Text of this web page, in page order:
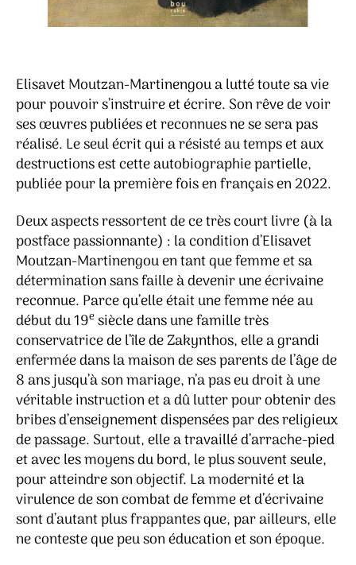
Elisavet Moutzan-Martinengou a lutté toute sa vie
pour pouvoir s’instruire et écrire. Son rêve de voir
ses œuvres publiées et reconnues ne se sera pas
réalisé. Le seul écrit qui a résisté au temps et aux
destructions est cette autobiographie partielle,
publiée pour la première fois en français en 2022.
Deux aspects ressortent de ce très court livre (à la
postface passionnante) : la condition d’Elisavet
Moutzan-Martinengou en tant que femme et sa
détermination sans faille à devenir une écrivaine
reconnue. Parce qu’elle était une femme née au
début du 19esiècle dans une famille très
conservatrice de l’île de Zakynthos, elle a grandi
enfermée dans la maison de ses parents de l’âge de
8 ans jusqu’à son mariage, n’a pas eu droit à une
véritable instruction et a dû lutter pour obtenir des
bribes d’enseignement dispensées par des religieux
de passage. Surtout, elle a travaillé d’arrache-pied
et avec les moyens du bord, le plus souvent seule,
pour atteindre son objectif. La modernité et la
virulence de son combat de femme et d’écrivaine
sont d’autant plus frappantes que, par ailleurs, elle
ne conteste que peu son éducation et son époque.